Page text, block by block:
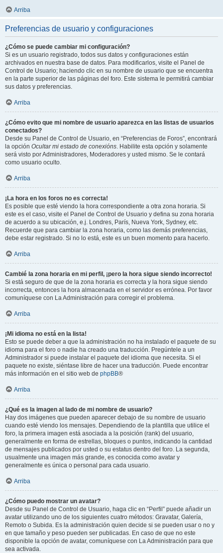
Arriba
Preferencias de usuario y configuraciones
¿Cómo se puede cambiar mi configuración?
Si es un usuario registrado, todos sus datos y configuraciones están
archivados en nuestra base de datos. Para modificarlos, visite el Panel de
Control de Usuario; haciendo clic en su nombre de usuario que se encuentra
en la parte superior de las páginas del foro. Este sistema le permitirá cambiar
sus datos y preferencias.
Arriba
¿Cómo evito que mi nombre de usuario aparezca en las listas de usuarios
conectados?
Desde su Panel de Control de Usuario, en “Preferencias de Foros”, encontrará
la opción Ocultar mi estado de conexións. Habilite esta opción y solamente
será visto por Administradores, Moderadores y usted mismo. Se le contará
como usuario oculto.
Arriba
¡La hora en los foros no es correcta!
Es posible que esté viendo la hora correspondiente a otra zona horaria. Si
este es el caso, visite el Panel de Control de Usuario y defina su zona horaria
de acuerdo a su ubicación, e.j. Londres, París, Nueva York, Sydney, etc.
Recuerde que para cambiar la zona horaria, como las demás preferencias,
debe estar registrado. Si no lo está, este es un buen momento para hacerlo.
Arriba
Cambié la zona horaria en mi perfil, ¡pero la hora sigue siendo incorrecto!
Si está seguro de que de la zona horaria es correcta y la hora sigue siendo
incorrecta, entonces la hora almacenada en el servidor es errónea. Por favor
comuníquese con La Administración para corregir el problema.
Arriba
¡Mi idioma no está en la lista!
Esto se puede deber a que la administración no ha instalado el paquete de su
idioma para el foro o nadie ha creado una traducción. Pregúntele a un
Administrador si puede instalar el paquete del idioma que necesita. Si el
paquete no existe, siéntase libre de hacer una traducción. Puede encontrar
más información en el sitio web de phpBB®
Arriba
¿Qué es la imagen al lado de mi nombre de usuario?
Hay dos imágenes que pueden aparecer debajo de su nombre de usuario
cuando esté viendo los mensajes. Dependiendo de la plantilla que utilice el
foro, la primera imagen está asociada a la posición (rank) del usuario,
generalmente en forma de estrellas, bloques o puntos, indicando la cantidad
de mensajes publicados por usted o su estatus dentro del foro. La segunda,
usualmente una imagen más grande, es conocida como avatar y
generalmente es única o personal para cada usuario.
Arriba
¿Cómo puedo mostrar un avatar?
Desde su Panel de Control de Usuario, haga clic en “Perfil” puede añadir un
avatar utilizando uno de los siguientes cuatro métodos: Gravatar, Galería,
Remoto o Subida. Es la administración quien decide si se pueden usar o no y
en que tamaño y peso pueden ser publicadas. En caso de que no este
disponible la opción de avatar, comuníquese con La Administración para que
sea activada.